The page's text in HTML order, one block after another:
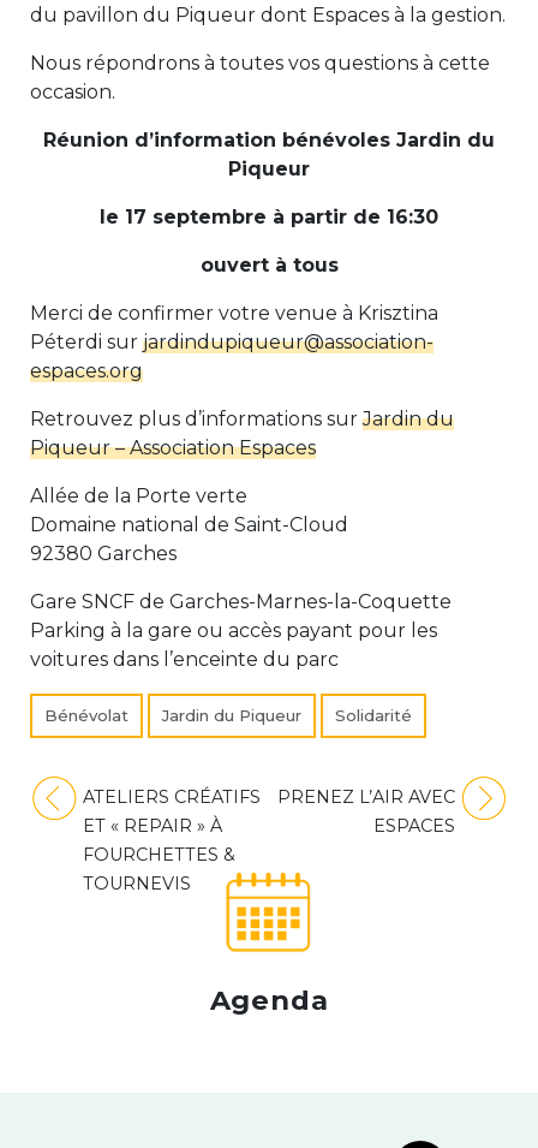
du pavillon du Piqueur dont Espaces à la gestion.
Nous répondrons à toutes vos questions à cette
occasion.
Réunion d’information bénévoles Jardin du
Piqueur
le 17 septembre à partir de 16:30
ouvert à tous
Merci de confirmer votre venue à Krisztina
Péterdi sur jardindupiqueur@association-
espaces.org
Retrouvez plus d’informations surJardin du
Piqueur – Association Espaces
Allée de la Porte verte
Domaine national de Saint-Cloud
92380 Garches
Gare SNCF de Garches-Marnes-la-Coquette
Parking à la gare ou accès payant pour les
voitures dans l’enceinte du parc
Bénévolat Jardin du Piqueur Solidarité
Navigation
de
l’article
ATELIERS CRÉATIFS
ET « REPAIR » À
FOURCHETTES &
TOURNEVIS
PRENEZ L’AIR AVEC
ESPACES
Agenda